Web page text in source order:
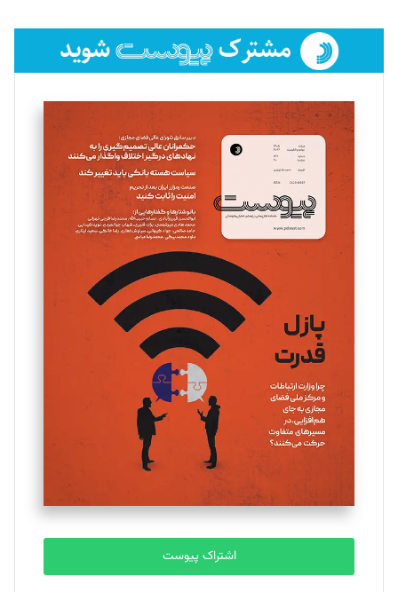
فائزه فتحی رستمی
تحریریه
سروش کرمیان
تحریریه
مینا پاکدل
یسنا امان‌پور
تحریریه
ملینا جعفری
تحریریه
مصطفی مسجدی آرانی
تحریریه
بابک نقاش
اشتراک پیوست